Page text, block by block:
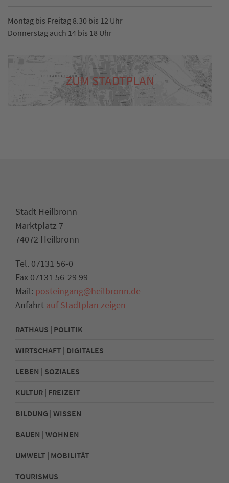
Montag bis Freitag 8.30 bis 12 Uhr
Donnerstag auch 14 bis 18 Uhr
ZUM STADTPLAN
Stadt Heilbronn
Marktplatz 7
74072 Heilbronn
Tel. 07131 56-0
Fax 07131 56-29 99
Mail: posteingang@heilbronn.de
Anfahrt auf Stadtplan zeigen
RATHAUS | POLITIK
WIRTSCHAFT | DIGITALES
LEBEN | SOZIALES
KULTUR | FREIZEIT
BILDUNG | WISSEN
BAUEN | WOHNEN
UMWELT | MOBILITÄT
TOURISMUS